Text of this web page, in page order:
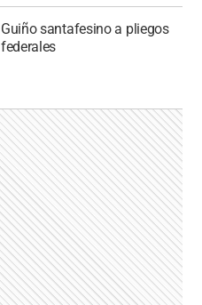
Guiño santafesino a pliegos
federales